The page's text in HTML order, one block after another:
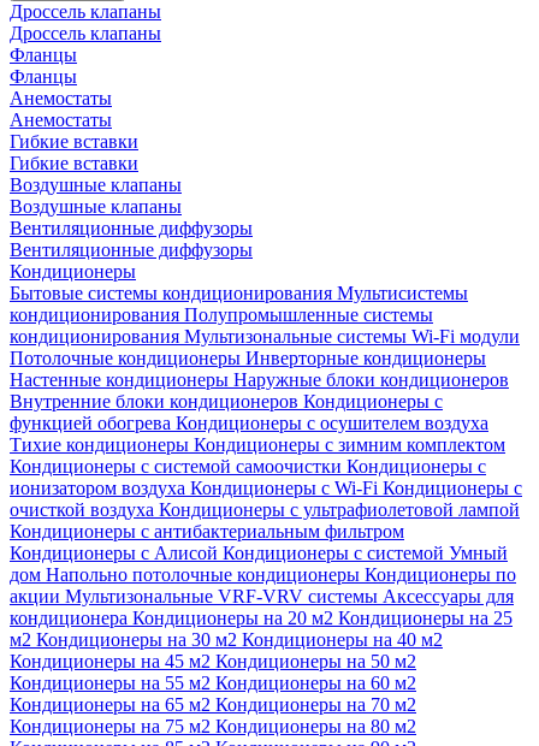
Дроссель клапаны
Дроссель клапаны
Фланцы
Фланцы
Анемостаты
Анемостаты
Гибкие вставки
Гибкие вставки
Воздушные клапаны
Воздушные клапаны
Вентиляционные диффузоры
Вентиляционные диффузоры
Кондиционеры
Бытовые системы кондиционирования Мультисистемы
кондиционирования Полупромышленные системы
кондиционирования Мультизональные системы Wi-Fi модули
Потолочные кондиционеры Инверторные кондиционеры
Настенные кондиционеры Наружные блоки кондиционеров
Внутренние блоки кондиционеров Кондиционеры с
функцией обогрева Кондиционеры с осушителем воздуха
Тихие кондиционеры Кондиционеры с зимним комплектом
Кондиционеры с системой самоочистки Кондиционеры с
ионизатором воздуха Кондиционеры с Wi-Fi Кондиционеры с
очисткой воздуха Кондиционеры с ультрафиолетовой лампой
Кондиционеры с антибактериальным фильтром
Кондиционеры с Алисой Кондиционеры с системой Умный
дом Напольно потолочные кондиционеры Кондиционеры по
акции Мультизональные VRF-VRV системы Аксессуары для
кондиционера Кондиционеры на 20 м2 Кондиционеры на 25
м2 Кондиционеры на 30 м2 Кондиционеры на 40 м2
Кондиционеры на 45 м2 Кондиционеры на 50 м2
Кондиционеры на 55 м2 Кондиционеры на 60 м2
Кондиционеры на 65 м2 Кондиционеры на 70 м2
Кондиционеры на 75 м2 Кондиционеры на 80 м2